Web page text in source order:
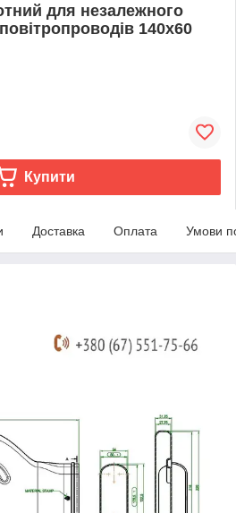
для незалежного
140x60
Купити
Доставка Оплата Умови